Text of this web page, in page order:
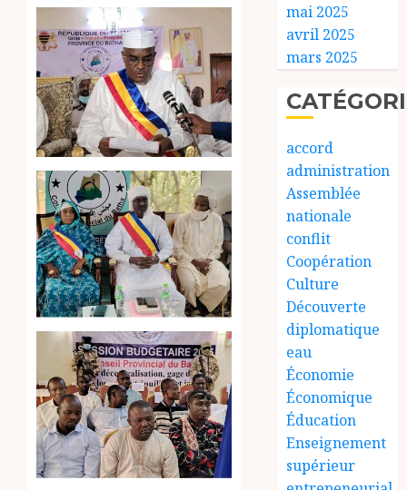
mai 2025
avril 2025
mars 2025
accord
administration
Assemblée
nationale
conflit
Coopération
Culture
Découverte
diplomatique
eau
Économie
Économique
Éducation
Enseignement
supérieur